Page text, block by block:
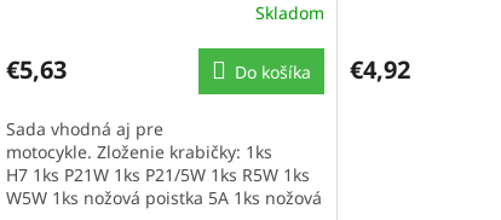
Skladom
€5,63 Do košíka
Sada vhodná aj pre
motocykle. Zloženie krabičky: 1ks
H7 1ks P21W 1ks P21/5W 1ks R5W 1ks
W5W 1ks nožová poistka 5A 1ks nožová
€4,92